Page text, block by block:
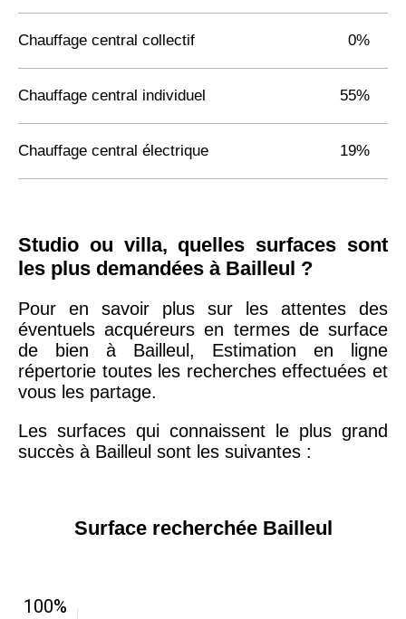
Chauffage central collectif 0%
Chauffage central individuel 55%
Chauffage central électrique 19%
Studio ou villa, quelles surfaces sont
les plus demandées à Bailleul ?
Pour en savoir plus sur les attentes des
éventuels acquéreurs en termes de surface
de bien à Bailleul, Estimation en ligne
répertorie toutes les recherches effectuées et
vous les partage.
Les surfaces qui connaissent le plus grand
succès à Bailleul sont les suivantes :
Surface recherchée Bailleul